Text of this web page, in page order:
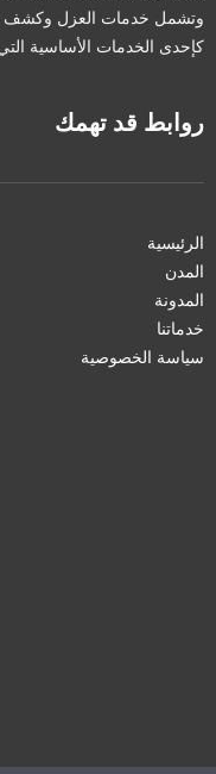
وتشمل خدمات العزل وكشف
كإحدى الخدمات الأساسية
روابط قد تهمك
الرئيسية
المدن
المدونة
خدماتنا
سياسة الخصوصية